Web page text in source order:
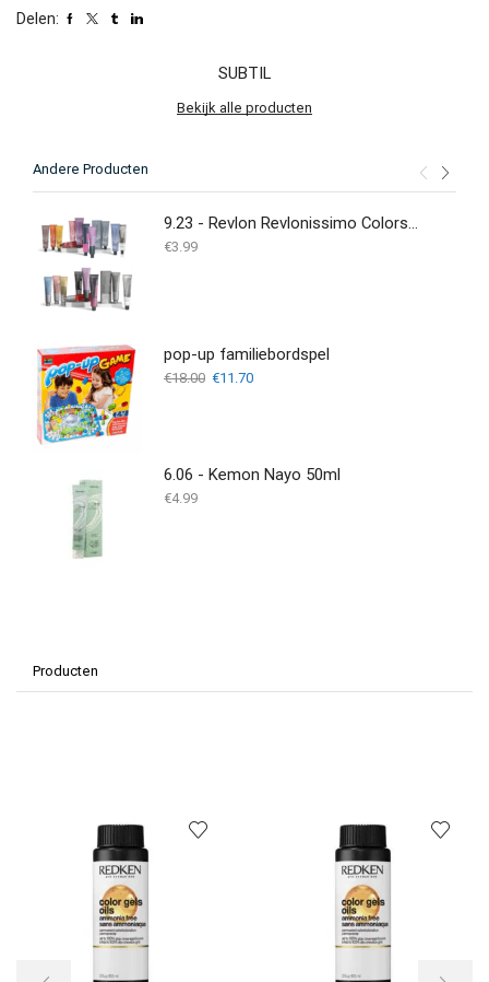
Delen:
SUBTIL
Bekijk alle producten
Andere Producten
9.23 - Revlon Revlonissimo Colorsmetique 60 ml
€3.99
pop-up familiebordspel
€18.00 Oorspronkelijke
€11.70Huidige
6.06 - Kemon Nayo 50ml
€4.99
Producten